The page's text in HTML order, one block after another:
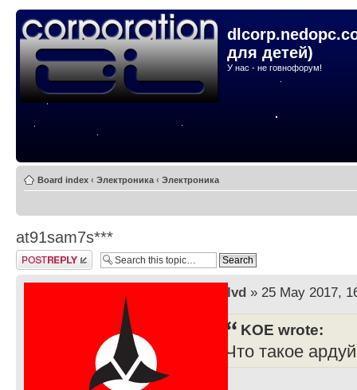
для детей)
У нас - не говнофорум!
Board index ‹ Электроника ‹ Электроника
at91sam7s***
Post a reply
lvd» 25 May 2017,
KOE wrote:
Что такое